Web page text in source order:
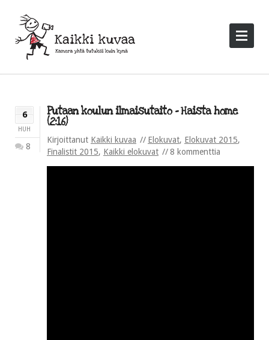
6
HUH
8
Putaan koulun ilmaisutaito – Haista home
(2:16)
Kirjoittanut Kaikki kuvaa Elokuvat, Elokuvat 2015,
Finalistit 2015, Kaikki elokuvat 8 kommenttia